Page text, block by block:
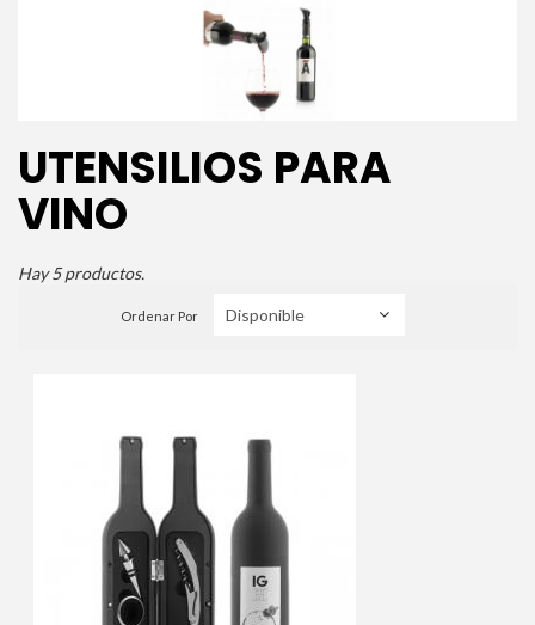
UTENSILIOS PARA
VINO
Hay 5 productos.
Ordenar Por